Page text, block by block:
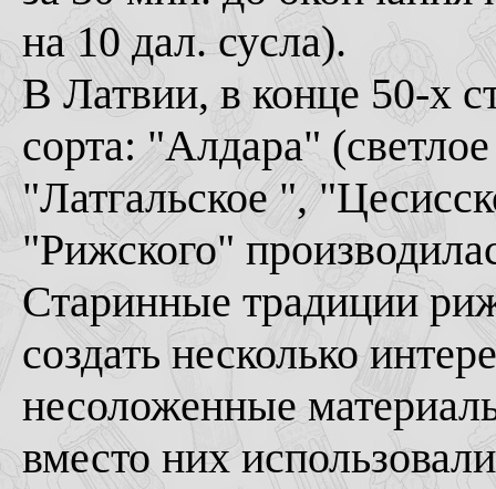
на 10 дал. сусла).
В Латвии, в конце 50-х
сорта: "Алдара"
"Латгальское ",
"Рижского"
Старинные традиции
создать несколько
несоложенные
вместо них